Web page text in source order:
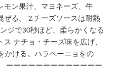
モン果汁、マヨネーズ、牛
る。 2.チーズソースは耐熱
ジで30秒ほど、柔らかくなる
ナチョ・チーズ味を広げ、
かける。ハラペーニョをの
ーーーーーーーーーーーーー